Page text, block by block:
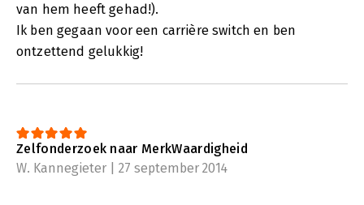
negatieve sentiment. Geloof in kansen en in jezelf. Want
uiteindelijk maak je zelf het verschil!’ - Barry van de Lagemaat,
directievoorzitter bij Rabobank Vallei en Rijn
van hem heeft gehad!).
Ik ben gegaan voor een carrière switch en ben
ontzettend gelukkig!
Zelfonderzoek naar MerkWaardigheid
W. Kannegieter | 27 september 2014